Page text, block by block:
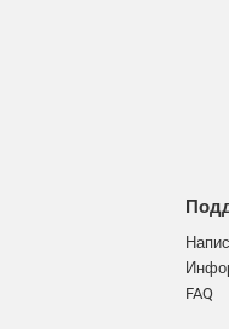
FAQ